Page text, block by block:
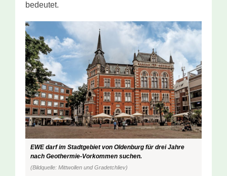
bedeutet.
EWE darf im Stadtgebiet von Oldenburg für drei Jahre
nach Geothermie-Vorkommen suchen.
(Bildquelle: Mittwollen und Gradetchliev)